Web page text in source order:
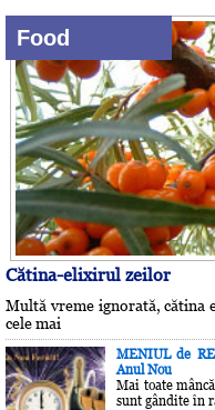
Food
Cătina-elixirul zeilor
Multă vreme ignorată, cătina
cele mai
MENIUL de
Anul Nou
Mai toate
sunt gândite în